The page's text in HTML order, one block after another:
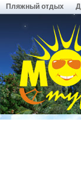
Пляжный отдых